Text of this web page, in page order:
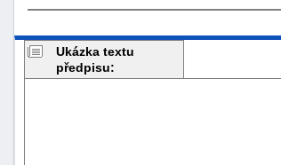
Ukázka textu
předpisu: